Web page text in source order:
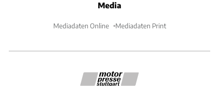
Media
Mediadaten Online Mediadaten Print